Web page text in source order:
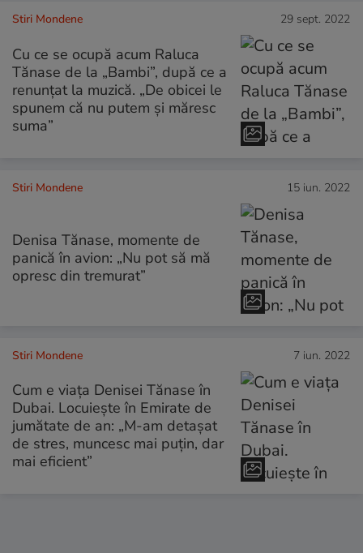
Stiri Mondene 29 sept. 2022
Cu ce se ocupă acum Raluca
Tănase de la „Bambi”, după ce a
renunțat la muzică. „De obicei le
spunem că nu putem și măresc
suma”
Stiri Mondene 15 iun. 2022
Denisa Tănase, momente de
panică în avion: „Nu pot să mă
opresc din tremurat”
Stiri Mondene 7 iun. 2022
Cum e viața Denisei Tănase în
Dubai. Locuiește în Emirate de
jumătate de an: „M-am detașat
de stres, muncesc mai puțin, dar
mai eficient”